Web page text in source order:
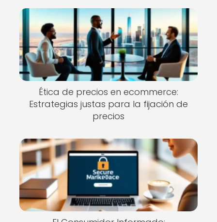
Ética de precios en ecommerce:
Estrategias justas para la fijación de
precios